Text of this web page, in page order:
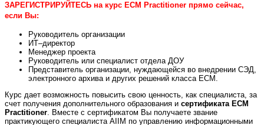
ЗАРЕГИСТРИРУЙТЕСЬ на курс ECM Practitioner прямо сейчас,
если Вы:
Руководитель организации
ИТ–директор
Менеджер проекта
Руководитель или специалист отдела ДОУ
Представитель организации, нуждающейся во внедрении СЭД,
электронного архива и других решений класса ECM.
Курс дает возможность повысить свою ценность, как специалиста, за
счет получения дополнительного образования и сертификата ECM
Practitioner. Вместе с сертификатом Вы получаете звание
практикующего специалиста AIIM по управлению информационными